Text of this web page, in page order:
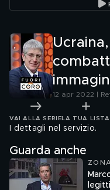
12 apr 2022 |
VAI ALLA SERIE LA TUA LISTA
I dettagli nel servizio.
Guarda anche